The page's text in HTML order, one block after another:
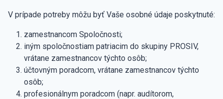
V prípade potreby môžu byť Vaše osobné údaje poskytnuté:
zamestnancom Spoločnosti;
iným spoločnostiam patriacim do skupiny PROSIV,
vrátane zamestnancov týchto osôb;
účtovným poradcom, vrátane zamestnancov týchto
osôb;
profesionálnym poradcom (napr. audítorom,